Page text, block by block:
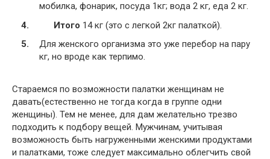
мобилка, фонарик, посуда 1кг; вода 2 кг, еда 2 кг.
Итого 14 кг (это с легкой 2кг палаткой).
Для женского организма это уже перебор на пару
кг, но вроде как терпимо.
Стараемся по возможности палатки женщинам не
давать(естественно не тогда когда в группе одни
женщины). Тем не менее, для дам желательно трезво
подходить к подбору вещей. Мужчинам, учитывая
возможность быть нагруженными женскими продуктами
и палатками, тоже следует максимально облегчить свой